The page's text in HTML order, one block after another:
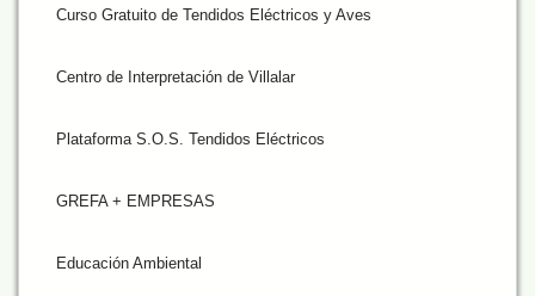
Curso Gratuito de Tendidos Eléctricos y Aves
Centro de Interpretación de Villalar
Plataforma S.O.S. Tendidos Eléctricos
GREFA + EMPRESAS
Educación Ambiental